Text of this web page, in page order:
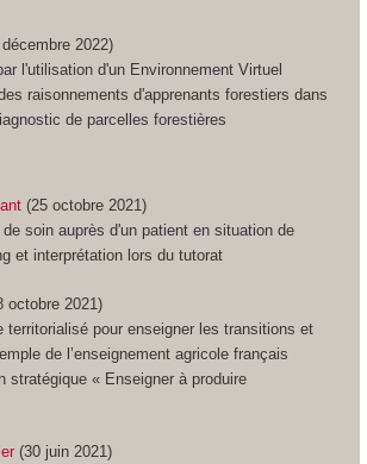
2022)
l'utilisation d'un Environnement Virtuel
raisonnements d'apprenants forestiers dans
de parcelles forestières
(25 octobre 2021)
soin auprès d'un patient en situation de
et interprétation lors du tutorat
octobre 2021)
territorialisé pour enseigner les transitions et
de l’enseignement agricole français
stratégique « Enseigner à produire
(30 juin 2021)